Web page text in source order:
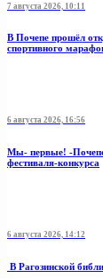
7 августа 2026, 10:11
В Почепе прошёл
спортивного
6 августа 2026, 16:56
Мы- первые! -
фестиваля-конкурса
6 августа 2026, 14:12
В Рагозинской